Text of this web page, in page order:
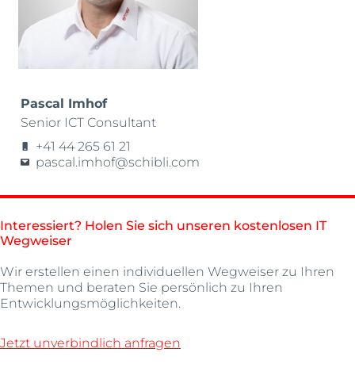
Pascal Imhof
Senior ICT Consultant
+41 44 265 61 21
pascal.imhof@schibli.com
Interessiert? Holen Sie sich unseren kostenlosen IT
Wegweiser
Wir erstellen einen individuellen Wegweiser zu Ihren
Themen und beraten Sie persönlich zu Ihren
Entwicklungsmöglichkeiten.
Jetzt unverbindlich anfragen